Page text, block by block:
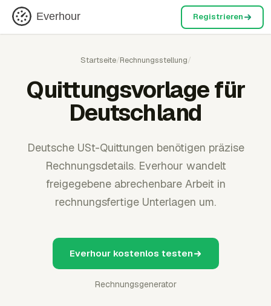
Everhour Registrieren
Startseite/Rechnungsstellung/
Quittungsvorlage für
Deutschland
Deutsche USt-Quittungen benötigen präzise
Rechnungsdetails. Everhour wandelt
freigegebene abrechenbare Arbeit in
rechnungsfertige Unterlagen um.
Everhour kostenlos testen
Rechnungsgenerator